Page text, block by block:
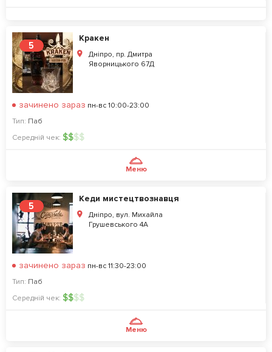
5
Кракен
Дніпро, пр. Дмитра
Яворницького 67Д
зачинено зараз пн-вс 10:00-23:00
Тип: Паб
Середній чек: $$$$
Меню
5
Кеди мистецтвознавця
Дніпро, вул. Михайла
Грушевського 4А
зачинено зараз пн-вс 11:30-23:00
Тип: Паб
Середній чек: $$$$
Меню